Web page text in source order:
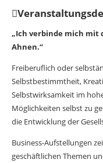
„Ich verbinde mich mit
Ahnen.“
Freiberuflich oder
Selbstbestimmtheit,
Selbstwirksamkeit im
Möglichkeiten selbst zu
die Entwicklung der
Business-Aufstellungen
geschäftlichen Themen